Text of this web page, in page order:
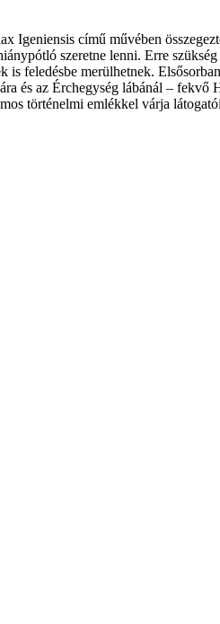
Igeniensis című művében
szeretne lenni. Erre
feledésbe merülhetnek.
és az Érchegység lábánál –
történelmi emlékkel várja